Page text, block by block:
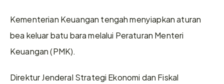
Kementerian Keuangan tengah menyiapkan aturan
bea keluar batu bara melalui Peraturan Menteri
Keuangan (PMK).
Direktur Jenderal Strategi Ekonomi dan Fiskal